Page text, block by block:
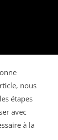
nous
étapes
avec
à la